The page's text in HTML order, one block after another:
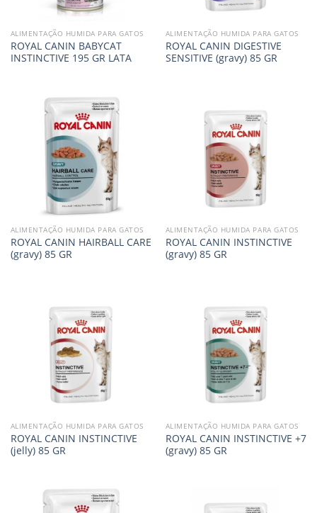
ALIMENTAÇÃO HUMIDA PARA GATOS
ROYAL CANIN BABYCAT
INSTINCTIVE 195 GR LATA
ALIMENTAÇÃO HUMIDA PARA GATOS
ROYAL CANIN DIGESTIVE
SENSITIVE (gravy) 85 GR
ALIMENTAÇÃO HUMIDA PARA GATOS
ROYAL CANIN HAIRBALL CARE
(gravy) 85 GR
ALIMENTAÇÃO HUMIDA PARA GATOS
ROYAL CANIN INSTINCTIVE
(gravy) 85 GR
ALIMENTAÇÃO HUMIDA PARA GATOS
ROYAL CANIN INSTINCTIVE
(jelly) 85 GR
ALIMENTAÇÃO HUMIDA PARA GATOS
ROYAL CANIN INSTINCTIVE +7
(gravy) 85 GR